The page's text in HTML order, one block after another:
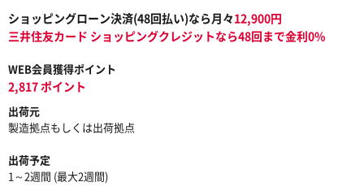
ショッピングローン決済(48回払い)なら月々12,900円
三井住友カード ショッピングクレジットなら48回まで金利0%
WEB会員獲得ポイント
2,817 ポイント
出荷元
製造拠点もしくは出荷拠点
出荷予定
1～2週間 (最大2週間)